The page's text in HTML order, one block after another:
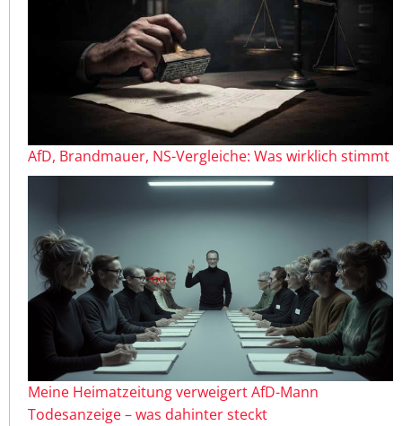
AfD, Brandmauer, NS-Vergleiche: Was wirklich stimmt
Meine Heimatzeitung verweigert AfD-Mann
Todesanzeige – was dahinter steckt